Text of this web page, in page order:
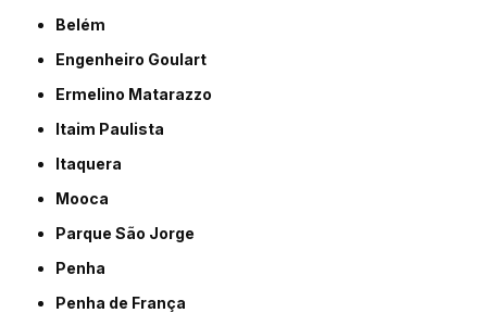
Belém
Engenheiro Goulart
Ermelino Matarazzo
Itaim Paulista
Itaquera
Mooca
Parque São Jorge
Penha
Penha de França